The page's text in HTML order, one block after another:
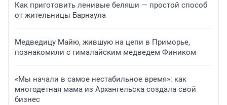
Как приготовить ленивые беляши — простой способ
от жительницы Барнаула
Медведицу Майю, жившую на цепи в Приморье,
познакомили с гималайским медведем Фиником
«Мы начали в самое нестабильное время»: как
многодетная мама из Архангельска создала свой
бизнес